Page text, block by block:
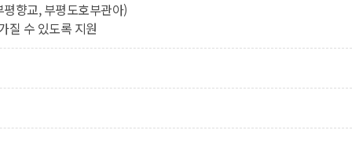
향교, 부평도호부관아)
질 수 있도록 지원